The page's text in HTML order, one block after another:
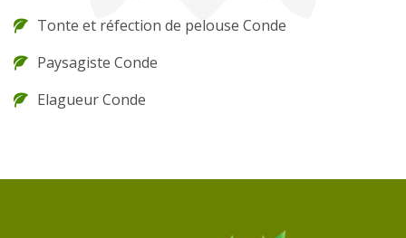
Tonte et réfection de pelouse Conde
Paysagiste Conde
Elagueur Conde